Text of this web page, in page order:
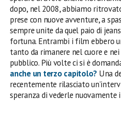
dopo, nel 2008, abbiamo
prese con nuove avventure, a
sempre unite da quel paio di
fortuna. Entrambi i film ebbero
tanto da rimanere nel cuore e
pubblico. Più volte ci si è
anche un terzo capitolo? Una
recentemente rilasciato
speranza di vederle nuovamente